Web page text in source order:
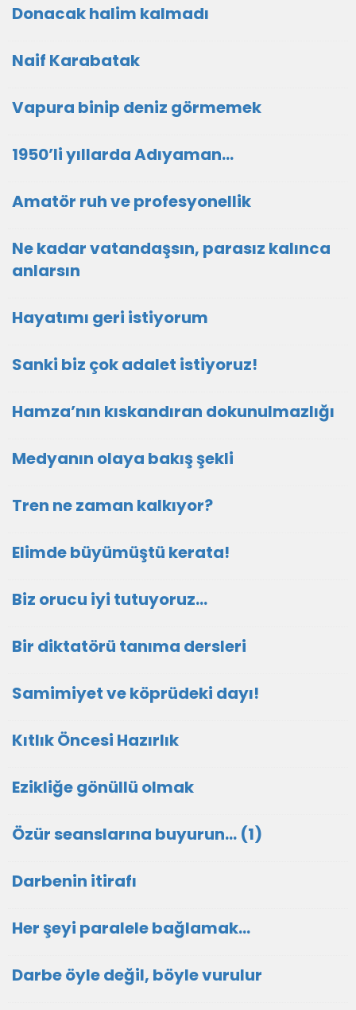
Donacak halim kalmadı
Naif Karabatak
Vapura binip deniz görmemek
1950’li yıllarda Adıyaman…
Amatör ruh ve profesyonellik
Ne kadar vatandaşsın, parasız kalınca
anlarsın
Hayatımı geri istiyorum
Sanki biz çok adalet istiyoruz!
Hamza’nın kıskandıran dokunulmazlığı
Medyanın olaya bakış şekli
Tren ne zaman kalkıyor?
Elimde büyümüştü kerata!
Biz orucu iyi tutuyoruz…
Bir diktatörü tanıma dersleri
Samimiyet ve köprüdeki dayı!
Kıtlık Öncesi Hazırlık
Ezikliğe gönüllü olmak
Özür seanslarına buyurun… (1)
Darbenin itirafı
Her şeyi paralele bağlamak…
Darbe öyle değil, böyle vurulur